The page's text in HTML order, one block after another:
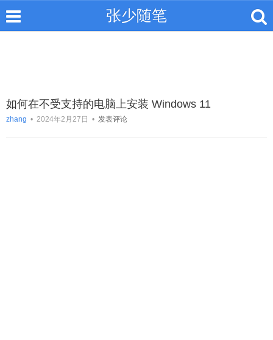
张少随笔
如何在不受支持的电脑上安装 Windows 11
zhang • 2024年2月27日 • 发表评论